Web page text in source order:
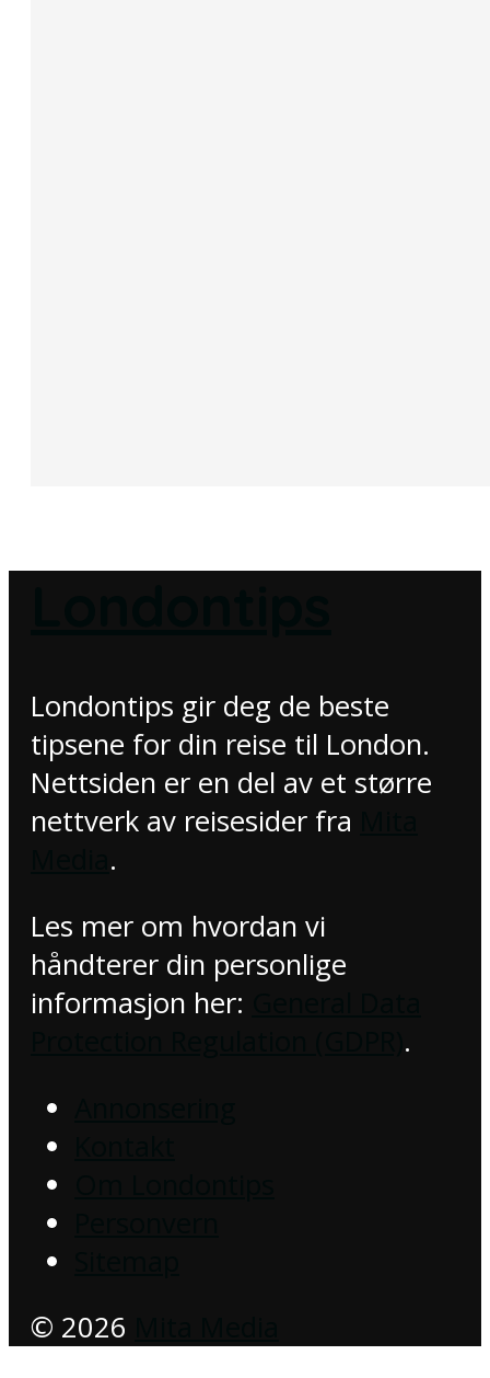
Londontips gir deg de beste
tipsene for din reise til London.
Nettsiden er en del av et større
nettverk av reisesider fra
.
Les mer om hvordan vi
håndterer din personlige
informasjon her:
.
© 2026